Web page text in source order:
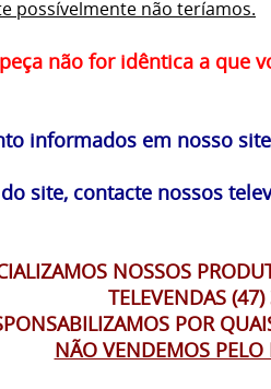
possívelmente não teríamos.
não for idêntica a que
informados em nosso
site, contacte nossos
NOSSOS
TELEVENDAS
POR
NÃO VENDEMOS PELO